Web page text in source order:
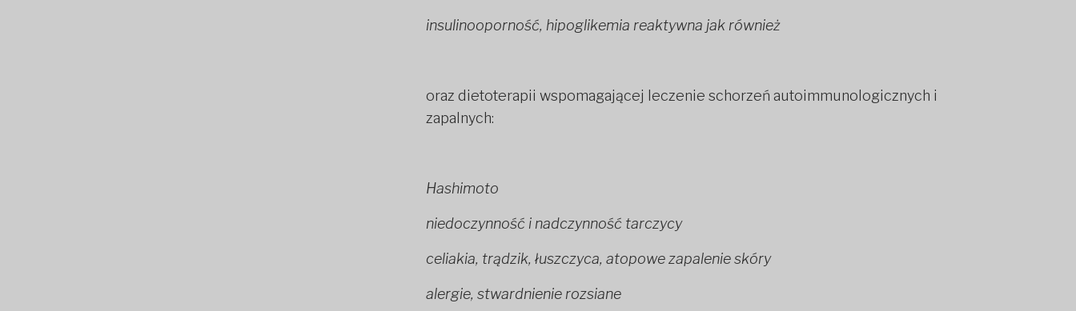
insulinooporność, hipoglikemia reaktywna jak również
oraz dietoterapii wspomagającej leczenie schorzeń autoimmunologicznych i
zapalnych:
Hashimoto
niedoczynność i nadczynność tarczycy
celiakia, trądzik, łuszczyca, atopowe zapalenie skóry
alergie, stwardnienie rozsiane